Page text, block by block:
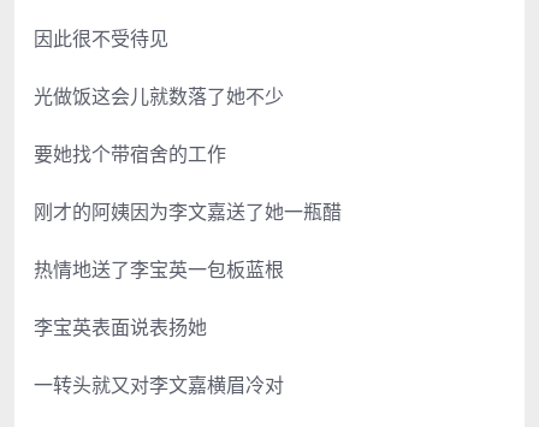
因此很不受待见
光做饭这会儿就数落了她不少
要她找个带宿舍的工作
刚才的阿姨因为李文嘉送了她一瓶醋
热情地送了李宝英一包板蓝根
李宝英表面说表扬她
一转头就又对李文嘉横眉冷对